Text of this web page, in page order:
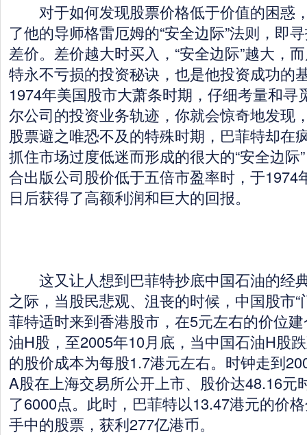
对于如何发现股票价格低于价值的困惑
了他的导师格雷厄姆的“安全边际”法则，即
差价。差价越大时买入，“安全边际”越大，
特永不亏损的投资秘诀，也是他投资成功的
1974年美国股市大萧条时期，仔细考量和寻
尔公司的投资业务轨迹，你就会惊奇地发现
股票避之唯恐不及的特殊时期，巴菲特却在
抓住市场过度低迷而形成的很大的“安全边际
合出版公司股价低于五倍市盈率时，于1974
日后获得了高额利润和巨大的回报。
这又让人想到巴菲特抄底中国石油的经
之际，当股民悲观、沮丧的时候，中国股市“
菲特适时来到香港股市，在5元左右的价位
油H股，至2005年10月底，当中国石油H股
的股价成本为每股1.7港元左右。时钟走到
A股在上海交易所公开上市、股价达48.16元
了6000点。此时，巴菲特以13.47港元的价
手中的股票，获利277亿港币。